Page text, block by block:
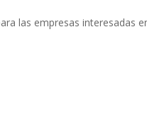
las empresas interesadas